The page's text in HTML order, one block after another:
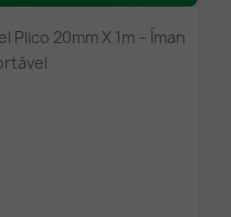
Plico 20mm X 1m – Íman